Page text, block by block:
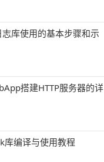
库使用的基本步骤和示
搭建HTTP服务器的详
编译与使用教程